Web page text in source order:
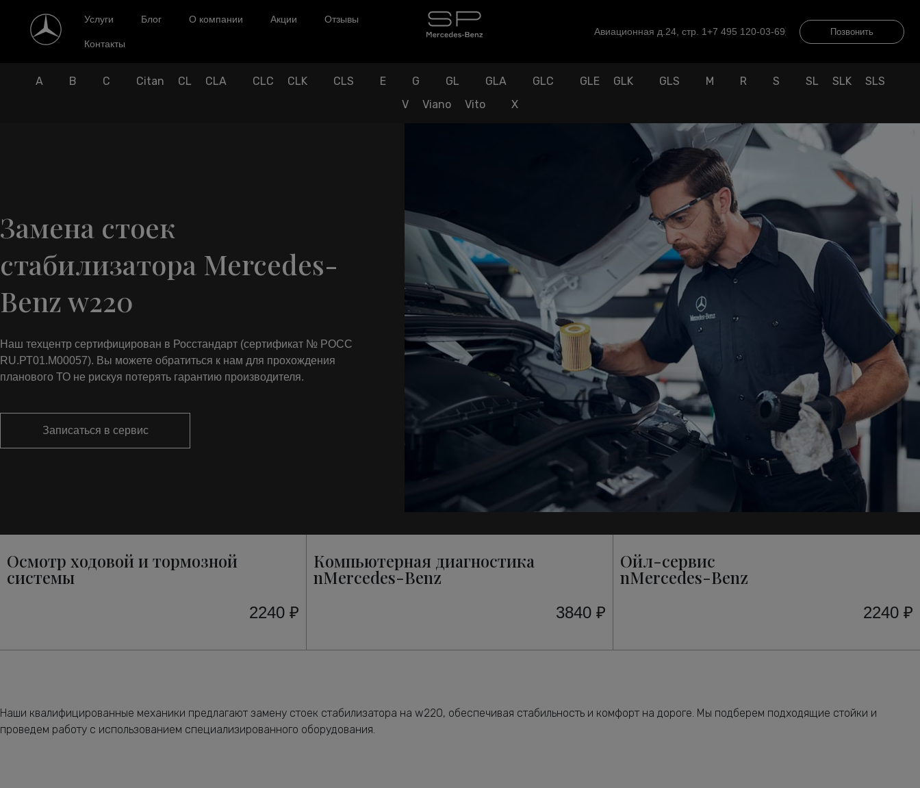
Услуги Блог О компании Акции Отзывы
Контакты
Авиационная д.24, стр. 1+7 495 120-03-69 Позвонить
A B C Citan CL CLA CLC CLK CLS E G GL GLA GLC GLE GLK GLS M R S SL SLK
SLS
V
Viano Vito X
Замена стоек
стабилизатора Mercedes-
Benz w220
Наш техцентр сертифицирован в Росстандарт (сертификат № РОСС
RU.РТ01.М00057). Вы можете обратиться к нам для прохождения
планового ТО не рискуя потерять гарантию производителя.
Записаться в сервис
Осмотр ходовой и тормозной
системы
2240 ₽
Компьютерная диагностика
nMercedes-Benz
3840 ₽
Ойл-сервис
nMercedes-Benz
2240 ₽
Наши квалифицированные механики предлагают замену стоек стабилизатора на w220, обеспечивая стабильность и комфорт на дороге. Мы подберем подходящие стойки и
проведем работу с использованием специализированного оборудования.